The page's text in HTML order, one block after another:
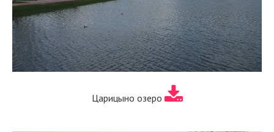
Царицыно озеро